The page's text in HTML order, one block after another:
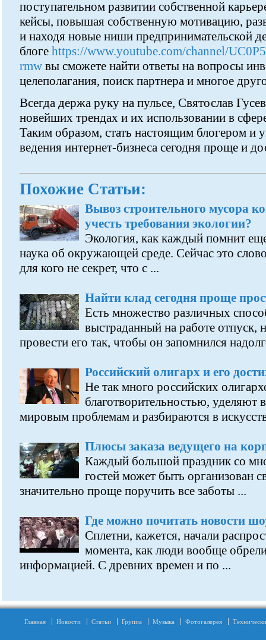
поступательном развитии собственной
кейсы, повышая собственную мотивацию,
и находя новые ниши предпринимательской
блоге https://www.youtube.com/channel/
rmw вы сможете найти ответы на вопросы
целеполагания, поиск партнера и многое
Всегда держа руку на пульсе, Святослав
новейших трендах и их использовании в
Таким образом, стать настоящим блогером и
ведения интернет-бизнеса сегодня проще и
Похожие Статьи:
Вывоз строительного мусора
учесть требования экологии?
Экология, как каждый помнит
наука об окружающей среде. Сейчас это
для кого не секрет, что с ...
Найти клад сегодня проще
Есть множество различных
выстраданный на работе отпуск,
провести его так, чтобы он запомнился
Российский олигарх и его
Не так много российских
благотворительностью, уделяют
мировым проблемам и разбираются в
Плюсы заказа ведущего на
Каждый большой праздник со
гостей может быть организован
значительно проще поручить все заботы ...
Где можно почитать новости
Сплетни, кажется, начали
момента, как люди вообще
информацией. С древних времен и по ...
Главная Новости Статьи Группа Музыка Фотогалерея